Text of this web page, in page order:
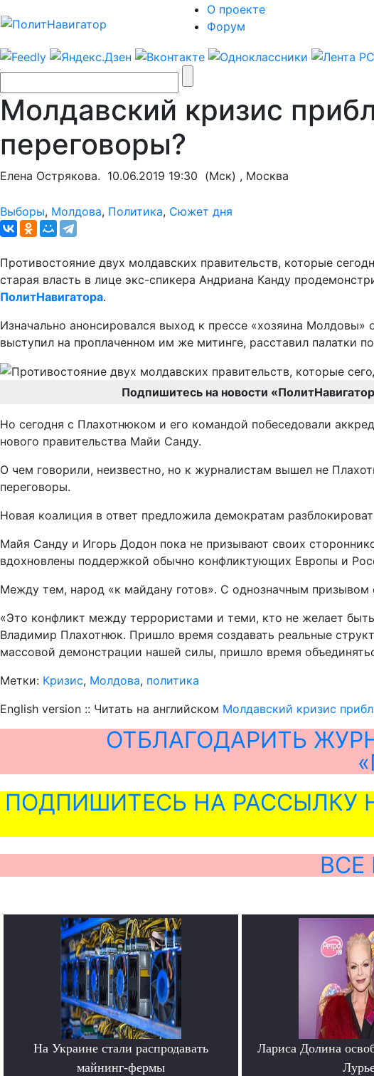
О проекте
Форум
Молдавский кризис
переговоры?
Елена Острякова. 10.06.2019 19:30 (Мск) , Москва
Выборы, Молдова, Политика, Сюжет дня
Противостояние двух молдавских правительств, которые
старая власть в лице экс-спикера Андриана Канду
ПолитНавигатора.
Изначально анонсировался выход к прессе «хозяина Молдовы»
выступил на проплаченном им же митинге, расставил палатки
Подпишитесь на новости
Но сегодня с Плахотнюком и его командой побеседовали
нового правительства Майи Санду.
О чем говорили, неизвестно, но к журналистам вышел не
переговоры.
Новая коалиция в ответ предложила демократам
Майя Санду и Игорь Додон пока не призывают своих
вдохновлены поддержкой обычно конфликтующих Европы и
Между тем, народ «к майдану готов». С однозначным призывом
«Это конфликт между террористами и теми, кто не желает
Владимир Плахотнюк. Пришло время создавать реальные
массовой демонстрации нашей силы, пришло время
Метки: Кризис, Молдова, политика
English version :: Читать на английском Молдавский кризис
ОТБЛАГОДАРИТЬ
ПОДПИШИТЕСЬ НА РАССЫЛКУ
ВСЕ
На Украине стали распродавать
майнинг-фермы
Лариса Долина